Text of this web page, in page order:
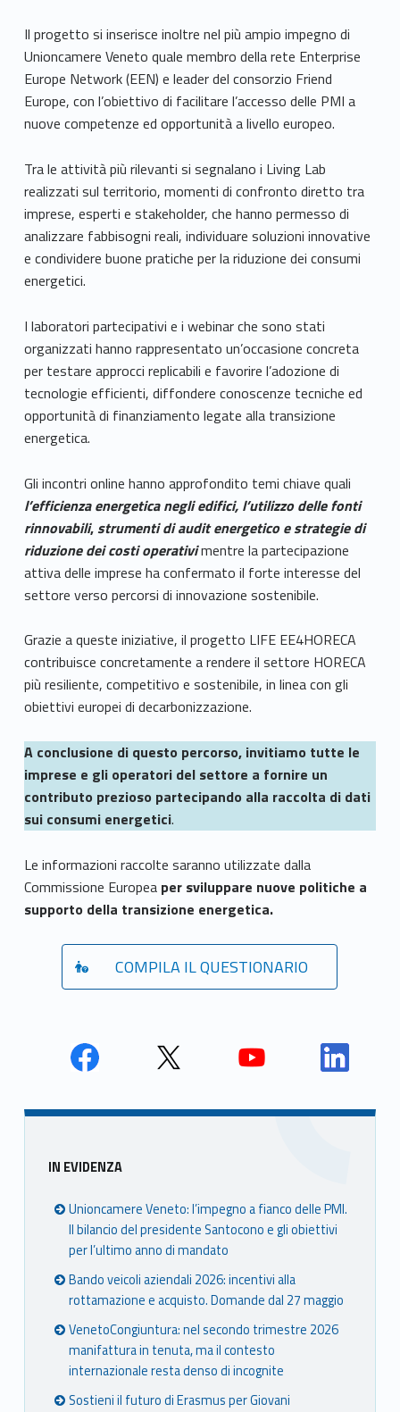
Il progetto si inserisce inoltre nel più ampio impegno di
Unioncamere Veneto quale membro della rete Enterprise
Europe Network (EEN) e leader del consorzio Friend
Europe, con l’obiettivo di facilitare l’accesso delle PMI a
nuove competenze ed opportunità a livello europeo.
Tra le attività più rilevanti si segnalano i Living Lab
realizzati sul territorio, momenti di confronto diretto tra
imprese, esperti e stakeholder, che hanno permesso di
analizzare fabbisogni reali, individuare soluzioni innovative
e condividere buone pratiche per la riduzione dei consumi
energetici.
I laboratori partecipativi e i webinar che sono stati
organizzati hanno rappresentato un’occasione concreta
per testare approcci replicabili e favorire l’adozione di
tecnologie efficienti, diffondere conoscenze tecniche ed
opportunità di finanziamento legate alla transizione
energetica.
Gli incontri online hanno approfondito temi chiave quali
l’efficienza energetica negli edifici, l’utilizzo delle fonti
rinnovabili,strumenti di audit energetico e strategie di
riduzione dei costi operativimentre la partecipazione
attiva delle imprese ha confermato il forte interesse del
settore verso percorsi di innovazione sostenibile.
Grazie a queste iniziative, il progetto LIFE EE4HORECA
contribuisce concretamente a rendere il settore HORECA
più resiliente, competitivo e sostenibile, in linea con gli
obiettivi europei di decarbonizzazione.
A conclusione di questo percorso, invitiamo tutte le
imprese e gli operatori del settore a fornire un
contributo prezioso partecipando alla raccolta di dati
sui consumi energetici.
Le informazioni raccolte saranno utilizzate dalla
Commissione Europea per sviluppare nuove politiche a
supporto della transizione energetica.
COMPILA IL QUESTIONARIO
book
mer
Ven
eto
ter
Ven
eto
ube
Ven
eto
edin
Ven
eto
Skip back to main navigation
Sidebar
IN EVIDENZA
Unioncamere Veneto: l’impegno a fianco delle PMI.
Il bilancio del presidente Santocono e gli obiettivi
per l’ultimo anno di mandato
Bando veicoli aziendali 2026: incentivi alla
rottamazione e acquisto. Domande dal 27 maggio
VenetoCongiuntura: nel secondo trimestre 2026
manifattura in tenuta, ma il contesto
internazionale resta denso di incognite
Sostieni il futuro di Erasmus per Giovani